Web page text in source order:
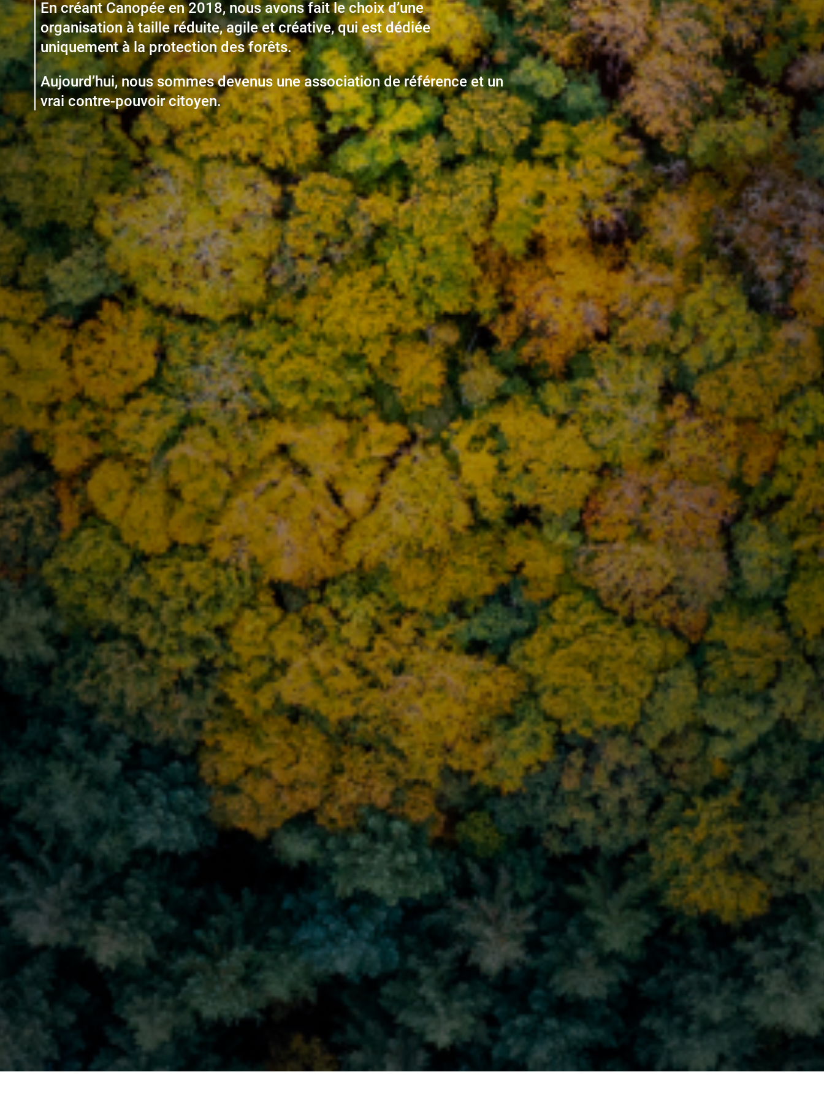
En créant Canopée en 2018, nous avons fait le choix d’une
organisation à taille réduite, agile et créative, qui est dédiée
uniquement à la protection des forêts.
Aujourd’hui, nous sommes devenus une association de référence et un
vrai contre-pouvoir citoyen.